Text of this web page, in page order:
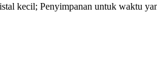
kecil; Penyimpanan untuk waktu